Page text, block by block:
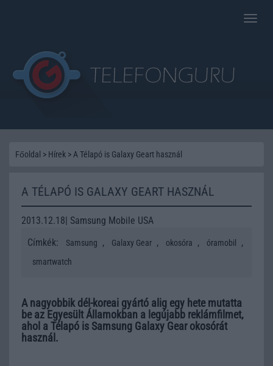
Toggle
Főoldal > Hírek > A Télapó is Galaxy Geart használ
A TÉLAPÓ IS GALAXY GEART HASZNÁL
2013.12.18| Samsung Mobile USA
Címkék:
Samsung , Galaxy Gear , okosóra , óramobil ,
smartwatch
A nagyobbik dél-koreai gyártó alig egy hete mutatta
be az Egyesült Államokban a legújabb reklámfilmet,
ahol a Télapó is Samsung Galaxy Gear okosórát
használ.